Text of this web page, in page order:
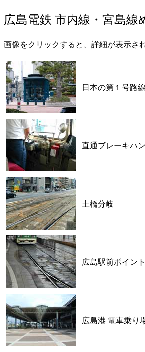
広島電鉄 市内線・宮島線
画像をクリックすると、詳細が表示さ
日本の第１号路
直通ブレーキハ
土橋分岐
広島駅前ポイント
広島港 電車乗り